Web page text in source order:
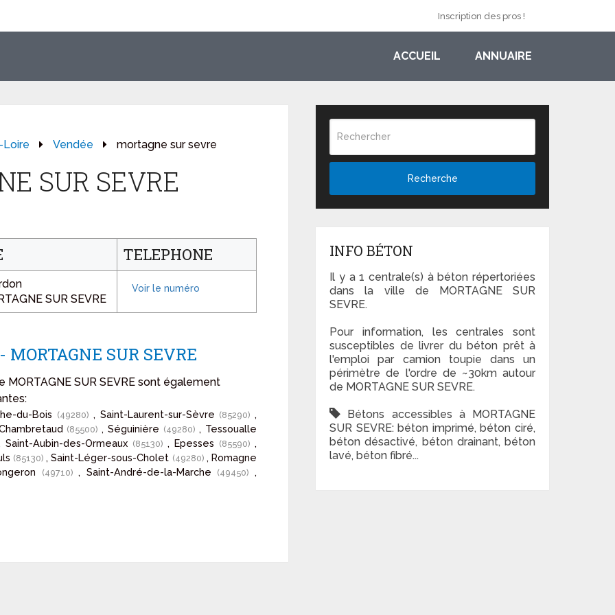
Inscription des pros !
ACCUEIL ANNUAIRE
Vendée mortagne sur sevre
SUR SEVRE
TELEPHONE
SUR SEVRE
SUR SEVRE
SUR SEVRE sont également
du-Bois (49280) , Saint-Laurent-sur-Sèvre (85290) ,
(85500), Séguinière (49280), Tessoualle
Saint-Aubin-des-Ormeaux (85130) , Epesses (85590),
(85130), Saint-Léger-sous-Cholet (49280) , Romagne
(49710), Saint-André-de-la-Marche (49450),
Recherche
INFO BÉTON
Il y a 1 centrale(s) à béton répertoriées
dans la ville de MORTAGNE SUR
SEVRE.
Pour information, les centrales sont
susceptibles de livrer du béton prêt à
l'emploi par camion toupie dans un
périmètre de l'ordre de ~30km autour
de MORTAGNE SUR SEVRE.
Bétons accessibles à MORTAGNE
SUR SEVRE: béton imprimé, béton ciré,
béton désactivé, béton drainant, béton
lavé, béton fibré...